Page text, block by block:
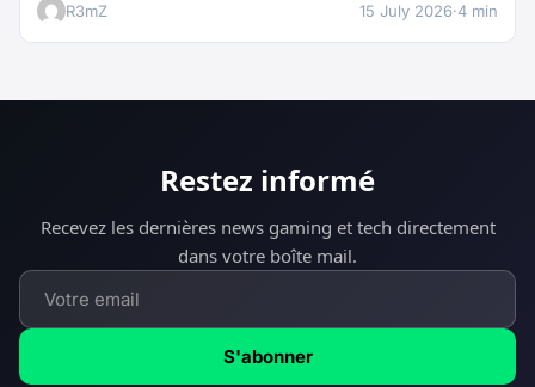
R3mZ 15 July 2026·4 min
Restez informé
Recevez les dernières news gaming et tech directement
dans votre boîte mail.
S'abonner